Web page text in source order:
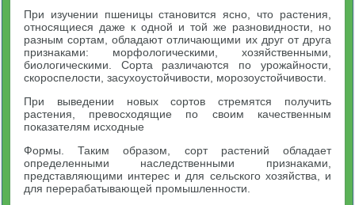
При изучении пшеницы становится ясно, что растения,
относящиеся даже к одной и той же разновидности, но
разным сортам, обладают отличающими их друг от друга
признаками: морфологическими, хозяйственными,
биологическими. Сорта различаются по урожайности,
скороспелости, засухоустойчивости, морозоустойчивости.
При выведении новых сортов стремятся получить
растения, превосходящие по своим качественным
показателям исходные
Формы. Таким образом, сорт растений обладает
определенными наследственными признаками,
представляющими интерес и для сельского хозяйства, и
для перерабатывающей промышленности.